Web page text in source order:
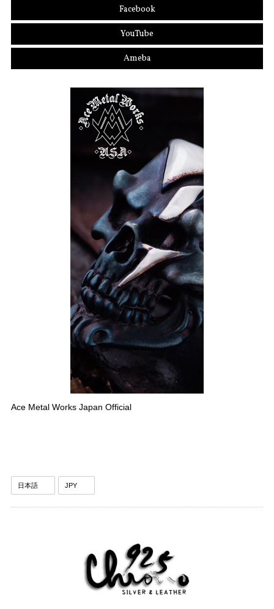
Facebook
YouTube
Ameba
Ace Metal Works Japan Official